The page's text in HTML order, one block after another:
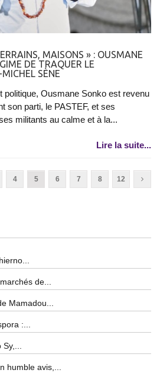
MAISONS » : OUSMANE
DE TRAQUER LE
SÈNE
politique, Ousmane Sonko est revenu
son parti, le PASTEF, et ses
militants au calme et à la...
Lire la suite...
4 5 6 7 8 12
de...
Mamadou...
:...
humble avis,...